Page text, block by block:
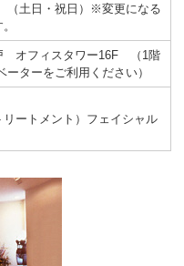
（土日・祝日）※変更になる
オフィスタワー16F （1階
ーターをご利用ください）
リートメント）フェイシャル